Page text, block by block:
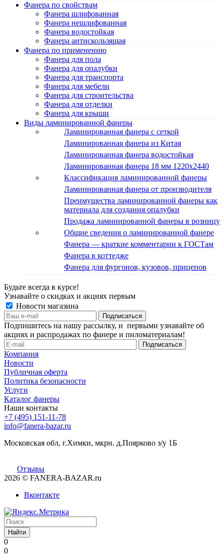
Фанера по свойствам
Фанера шлифованная
Фанера нешлифованная
Фанера водостойкая
Фанера антискользящая
Фанера по применению
Фанера для пола
Фанера для опалубки
Фанера для транспорта
Фанера для мебели
Фанера для строительства
Фанера для отделки
Фанера для крыши
Виды ламинированной фанеры
Ламинированная фанера с сеткой
Ламинированная фанера из Китая
Ламинированная фанера водостойкая
Ламинированная фанера 18 мм 1220x2440
Классификация ламинированной фанеры
Ламинированная фанера от производителя
Преимущества ламинированной фанеры как
материала для создания опалубки
Продажа ламинированной фанеры в розницу
Общие сведения о ламинированной фанере
Фанера — краткие комментарии к ГОСТам
Фанера в коттедже
Фанера для фургонов, кузовов, прицепов
Будьте всегда в курсе!
Узнавайте о скидках и акциях первым
Новости магазина
Подпишитесь на нашу рассылку, и первыми узнавайте об
акциях и распродажах по фанере и пиломатериалам!
Компания
Новости
Публичная оферта
Политика безопасности
Услуги
Каталог фанеры
Наши контакты
+7 (495) 151-11-78
info@fanera-bazar.ru
Московская обл, г.Химки, мкрн. д.Поярково з/у 1Б
Отзывы
2026 © FANERA-BAZAR.ru
Вконтакте
Найти
0
0